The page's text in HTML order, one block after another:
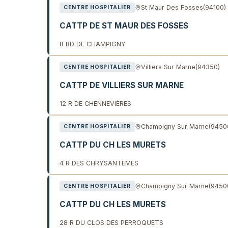
CENTRE HOSPITALIER St Maur Des Fosses(94100)
CATTP DE ST MAUR DES FOSSES
8 BD DE CHAMPIGNY
CENTRE HOSPITALIER Villiers Sur Marne(94350)
CATTP DE VILLIERS SUR MARNE
12 R DE CHENNEVIÈRES
CENTRE HOSPITALIER Champigny Sur Marne
CATTP DU CH LES MURETS
4 R DES CHRYSANTEMES
CENTRE HOSPITALIER Champigny Sur Marne
CATTP DU CH LES MURETS
28 R DU CLOS DES PERROQUETS